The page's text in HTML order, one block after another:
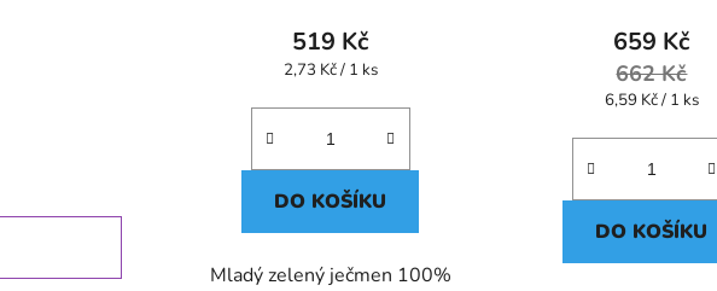
519 Kč
Měrná
2,73 Kč / 1 ks
DO KOŠÍKU
Mladý zelený ječmen 100%
659 Kč
662 Kč
Měrná
6,59 Kč / 1 ks
DO KOŠÍKU